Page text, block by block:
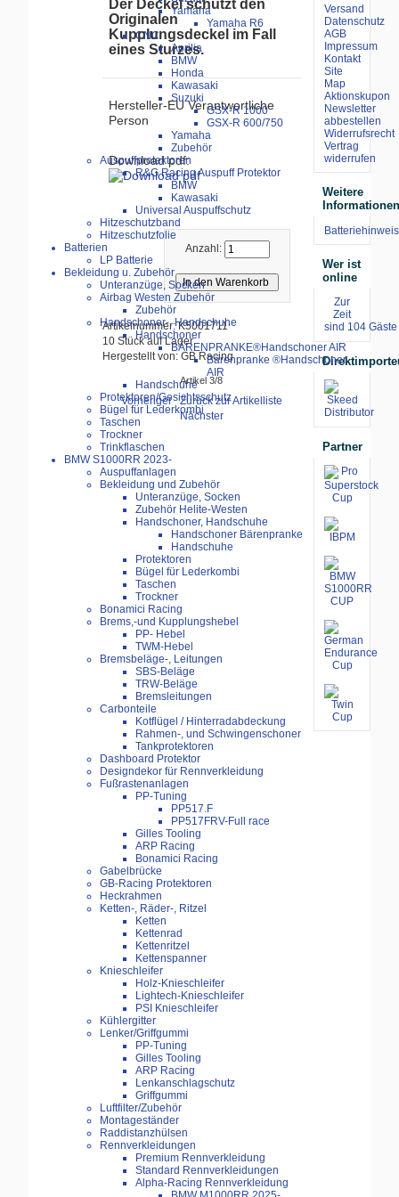
Yamaha
Yamaha R6
CNC
Aprilia
BMW
Honda
Kawasaki
Suzuki
GSX-R 1000
GSX-R 600/750
Yamaha
Zubehör
Auspuffprotektoren
R&G Racing Auspuff Protektor
BMW
Kawasaki
Universal Auspuffschutz
Hitzeschutzband
Hitzeschutzfolie
Batterien
LP Batterie
Bekleidung u. Zubehör
Unteranzüge, Socken
Airbag Westen Zubehör
Zubehör
Handschoner-, Handschuhe
Handschoner
BÄRENPRANKE®Handschoner AIR
Bärenpranke ®Handschoner
AIR
Handschuhe
Protektoren/Gesichtsschutz
Bügel für Lederkombi
Taschen
Trockner
Trinkflaschen
BMW S1000RR 2023-
Auspuffanlagen
Bekleidung und Zubehör
Unteranzüge, Socken
Zubehör Helite-Westen
Handschoner, Handschuhe
Handschoner Bärenpranke
Handschuhe
Protektoren
Bügel für Lederkombi
Taschen
Trockner
Bonamici Racing
Brems,-und Kupplungshebel
PP- Hebel
TWM-Hebel
Bremsbeläge-, Leitungen
SBS-Beläge
TRW-Beläge
Bremsleitungen
Carbonteile
Kotflügel / Hinterradabdeckung
Rahmen-, und Schwingenschoner
Tankprotektoren
Dashboard Protektor
Designdekor für Rennverkleidung
Fußrastenanlagen
PP-Tuning
PP517.F
PP517FRV-Full race
Gilles Tooling
ARP Racing
Bonamici Racing
Gabelbrücke
GB-Racing Protektoren
Heckrahmen
Ketten-, Räder-, Ritzel
Ketten
Kettenrad
Kettenritzel
Kettenspanner
Knieschleifer
Holz-Knieschleifer
Lightech-Knieschleifer
PSI Knieschleifer
Kühlergitter
Lenker/Griffgummi
PP-Tuning
Gilles Tooling
ARP Racing
Lenkanschlagschutz
Griffgummi
Luftfilter/Zubehör
Montageständer
Raddistanzhülsen
Rennverkleidungen
Premium Rennverkleidung
Standard Rennverkleidungen
Alpha-Racing Rennverkleidung
Der Deckel schützt den
Originalen
Kupplungsdeckel im Fall
eines Sturzes.
Hersteller-EU Verantwortliche
Person
Download pdf:
Anzahl:
Artikelnummer: K5001711
10 Stück auf Lager
Hergestellt von: GB Racing
Artikel 3/8
Vorheriger Zurück zur Artikelliste
Nächster
Versand
Datenschutz
AGB
Impressum
Kontakt
Site
Map
Aktionskupon
Newsletter
abbestellen
Widerrufsrecht
Vertrag
widerrufen
Weitere
Batteriehinweis
Wer ist
online
Zur
Zeit
sind 104
Partner